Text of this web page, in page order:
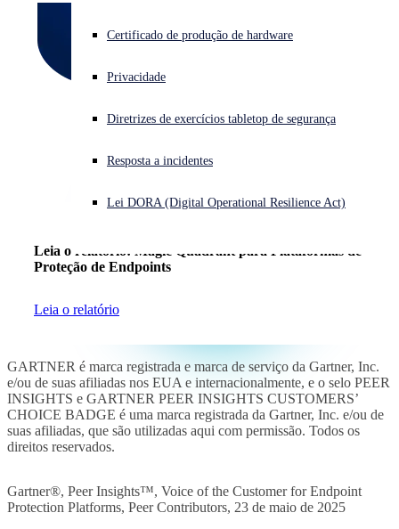
Enfrentando um ataque cibernético? Obtenha ajuda imediata
Iniciar sessão
Português (Brasil) Open language switcher
Certificado de produção de hardware
Privacidade
Diretrizes de exercícios tabletop de segurança
Resposta a incidentes
Lei DORA (Digital Operational Resilience Act)
Leia o relatório: Magic Quadrant para Plataformas de
Proteção de Endpoints
Leia o relatório
GARTNER é marca registrada e marca de serviço da Gartner, Inc.
e/ou de suas afiliadas nos EUA e internacionalmente, e o selo PEER
INSIGHTS e GARTNER PEER INSIGHTS CUSTOMERS’
CHOICE BADGE é uma marca registrada da Gartner, Inc. e/ou de
suas afiliadas, que são utilizadas aqui com permissão. Todos os
direitos reservados.
Gartner®, Peer Insights™, Voice of the Customer for Endpoint
Protection Platforms, Peer Contributors, 23 de maio de 2025